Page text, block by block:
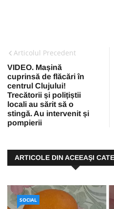
Articolul Precedent
VIDEO. Mașină
cuprinsă de flăcări în
centrul Clujului!
Trecătorii și polițiștii
locali au sărit să o
stingă. Au intervenit și
pompierii
ARTICOLE DIN ACEEAŞI
SOCIAL